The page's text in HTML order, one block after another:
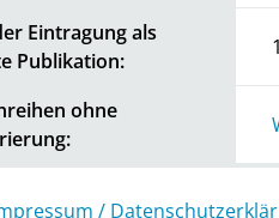
Eintragung als
Publikation:
ohne
/